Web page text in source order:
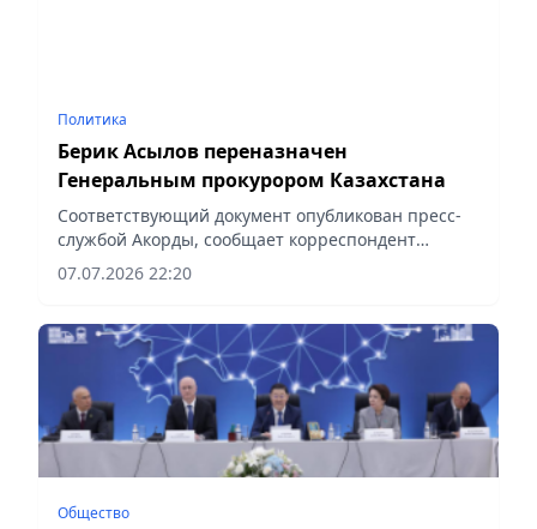
Политика
Берик Асылов переназначен
Генеральным прокурором Казахстана
Соответствующий документ опубликован пресс-
службой Акорды, сообщает корреспондент
vapress.kz.
07.07.2026 22:20
Общество